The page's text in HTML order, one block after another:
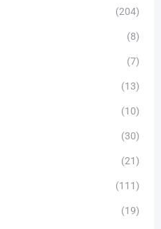
(204)
(8)
(7)
(13)
(10)
(30)
(21)
(111)
(19)